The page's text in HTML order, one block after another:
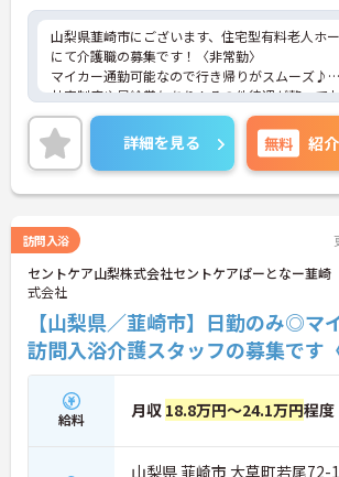
山梨県韮崎市にございます、住宅型有料老人ホ
にて介護職の募集です！〈非常勤〉
マイカー通勤可能なので行き帰りがスムーズ♪
社宅制度や昇給賞与あり！その他待遇が整って
り、安定した環境の中で働きたい方にピッタリ
★
ご興味のある方は、マイナビ介護職までお問い
せください。
詳細を見る 無料 紹
訪問入浴
セントケア山梨株式会社セントケアぱーとなー韮崎
式会社
【山梨県／韮崎市】日勤のみ◎マ
訪問入浴介護スタッフの募集です
給料 月収 18.8万円～24.1万円程度
山梨県 韮崎市 大草町若尾72-1